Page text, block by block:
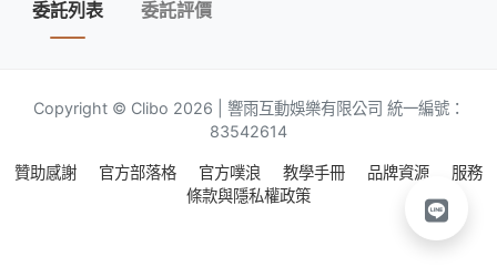
委託列表 委託評價
Copyright © Clibo 2026 | 響雨互動娛樂有限公司 統一編號：
83542614
贊助感謝 官方部落格 官方噗浪 教學手冊 品牌資源
服務
條款與隱私權政策